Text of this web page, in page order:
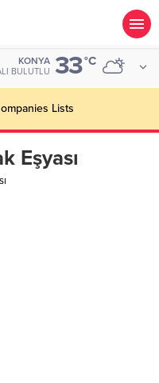
KONYA
BULUTLU 33°C
Lists
Eşyası